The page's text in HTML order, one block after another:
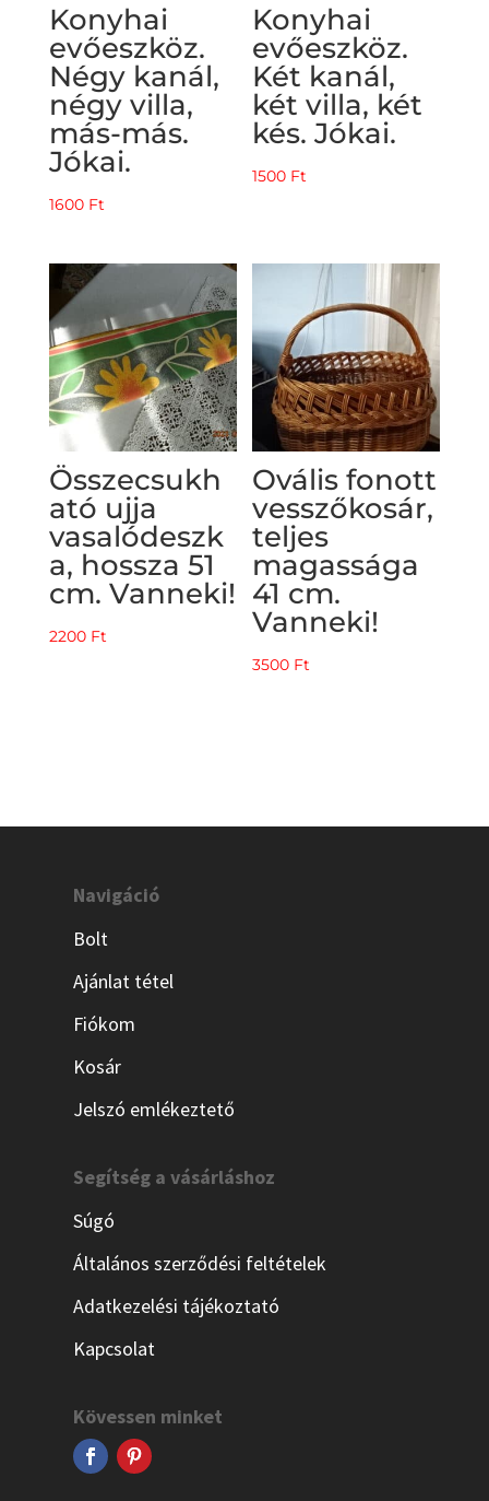
Konyhai
evőeszköz.
Négy kanál,
négy villa,
más-más.
Jókai.
1600 Ft
Konyhai
evőeszköz.
Két kanál,
két villa, két
kés. Jókai.
1500 Ft
Összecsukh
ató ujja
vasalódeszk
a, hossza 51
cm. Vanneki!
2200 Ft
Ovális fonott
vesszőkosár,
teljes
magassága
41 cm.
Vanneki!
3500 Ft
Navigáció
Bolt
Ajánlat tétel
Fiókom
Kosár
Jelszó emlékeztető
Segítség a vásárláshoz
Súgó
Általános szerződési feltételek
Adatkezelési tájékoztató
Kapcsolat
Kövessen minket